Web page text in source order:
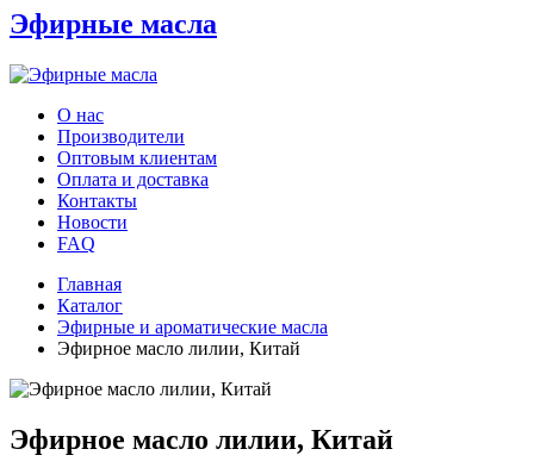
Эфирные масла
О нас
Производители
Оптовым клиентам
Оплата и доставка
Контакты
Новости
FAQ
Главная
Каталог
Эфирные и ароматические масла
Эфирное масло лилии, Китай
Эфирное масло лилии, Китай